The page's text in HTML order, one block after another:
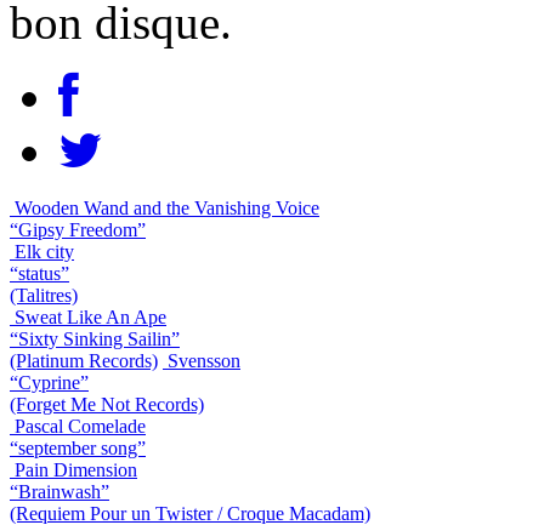
bon disque.
Wooden Wand and the Vanishing Voice
“Gipsy Freedom”
Elk city
“status”
(Talitres)
Sweat Like An Ape
“Sixty Sinking Sailin”
(Platinum Records) Svensson
“Cyprine”
(Forget Me Not Records)
Pascal Comelade
“september song”
Pain Dimension
“Brainwash”
(Requiem Pour un Twister / Croque Macadam)